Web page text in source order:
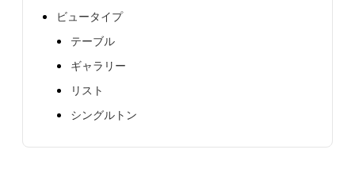
ビュータイプ
テーブル
ギャラリー
リスト
シングルトン